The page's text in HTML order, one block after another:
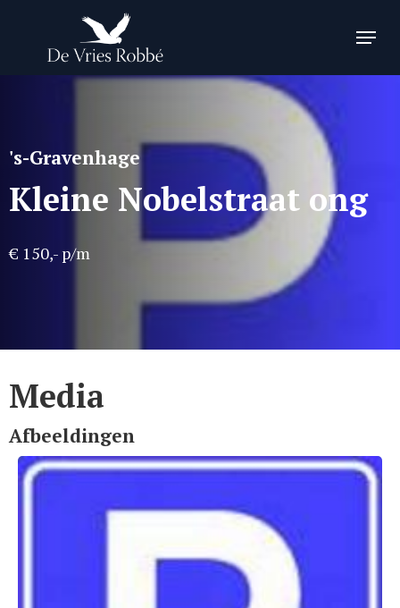
Menu
's-Gravenhage
Kleine Nobelstraat ong
€ 150,- p/m
Media
Afbeeldingen